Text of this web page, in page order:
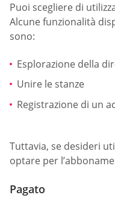
Puoi scegliere di
Alcune funzionalità
sono:
Esplorazione della
Unire le stanze
Registrazione di un
Tuttavia, se desideri
optare per
Pagato